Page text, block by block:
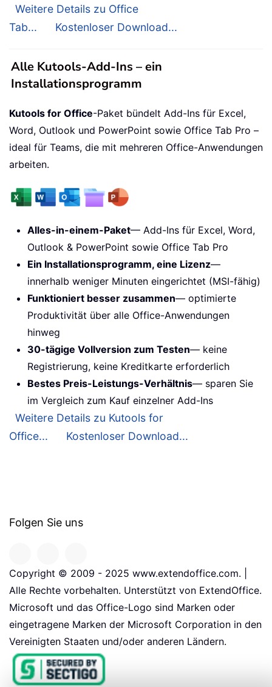
Weitere Details zu Office
Tab...
Kostenloser Download...
Alle Kutools-Add-Ins – ein
Installationsprogramm
Kutools for Office-Paket bündelt Add-Ins für Excel,
Word, Outlook und PowerPoint sowie Office Tab Pro –
ideal für Teams, die mit mehreren Office-Anwendungen
arbeiten.
Alles-in-einem-Paket— Add-Ins für Excel, Word,
Outlook & PowerPoint sowie Office Tab Pro
Ein Installationsprogramm, eine Lizenz—
innerhalb weniger Minuten eingerichtet (MSI-fähig)
Funktioniert besser zusammen— optimierte
Produktivität über alle Office-Anwendungen
hinweg
30-tägige Vollversion zum Testen— keine
Registrierung, keine Kreditkarte erforderlich
Bestes Preis-Leistungs-Verhältnis— sparen Sie
im Vergleich zum Kauf einzelner Add-Ins
Weitere Details zu Kutools for
Office...
Kostenloser Download...
Folgen Sie uns
Copyright © 2009 - 2025 www.extendoffice.com. |
Alle Rechte vorbehalten. Unterstützt von ExtendOffice.
Microsoft und das Office-Logo sind Marken oder
eingetragene Marken der Microsoft Corporation in den
Vereinigten Staaten und/oder anderen Ländern.